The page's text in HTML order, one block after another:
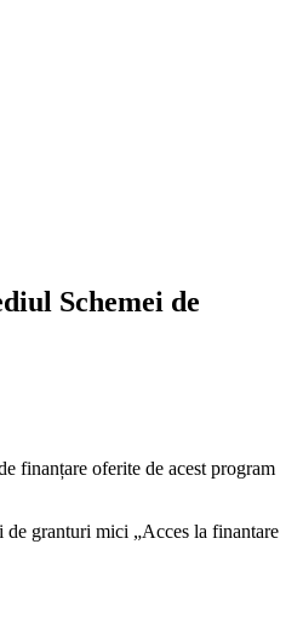
Schemei de
finanțare oferite de acest program
granturi mici „Acces la finantare